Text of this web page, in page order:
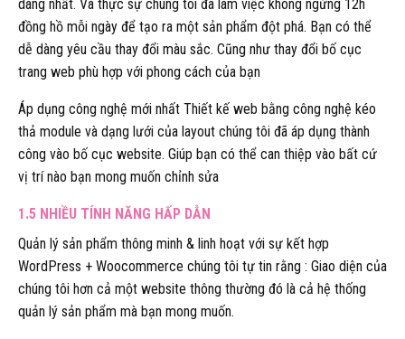
dàng nhất. Và thực sự chúng tôi đã làm việc không ngừng 12h
đồng hồ mỗi ngày để tạo ra một sản phẩm đột phá. Bạn có thể
dễ dàng yêu cầu thay đổi màu sắc. Cũng như thay đổi bố cục
trang web phù hợp với phong cách của bạn
Áp dụng công nghệ mới nhất Thiết kế web bằng công nghệ kéo
thả module và dạng lưới của layout chúng tôi đã áp dụng thành
công vào bố cục website. Giúp bạn có thể can thiệp vào bất cứ
vị trí nào bạn mong muốn chỉnh sửa
1.5 NHIỀU TÍNH NĂNG HẤP DẪN
Quản lý sản phẩm thông minh & linh hoạt với sự kết hợp
WordPress + Woocommerce chúng tôi tự tin rằng : Giao diện của
chúng tôi hơn cả một website thông thường đó là cả hệ thống
quản lý sản phẩm mà bạn mong muốn.